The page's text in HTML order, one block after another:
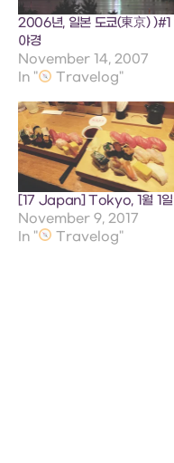
2006년, 일본 도쿄(東京) )#1
야경
November 14, 2007
In "
Travelog"
[17 Japan] Tokyo, 1월 1일
November 9, 2017
In "
Travelog"